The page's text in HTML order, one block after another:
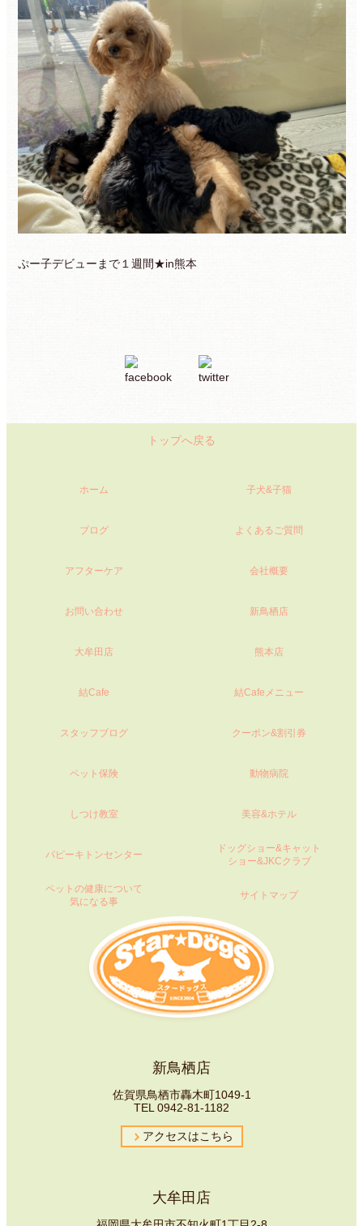
ぷー子デビューまで１週間★in熊本
トップへ戻る
ホーム 子犬&子猫
ブログ よくあるご質問
アフターケア 会社概要
お問い合わせ 新鳥栖店
大牟田店 熊本店
結Cafe 結Cafeメニュー
スタッフブログ クーポン&割引券
ペット保険 動物病院
しつけ教室 美容&ホテル
パピーキトンセンター
ドッグショー&キャット
ショー&JKCクラブ
ペットの健康について
気になる事
サイトマップ
新鳥栖店
佐賀県鳥栖市轟木町1049-1
TEL 0942-81-1182
アクセスはこちら
大牟田店